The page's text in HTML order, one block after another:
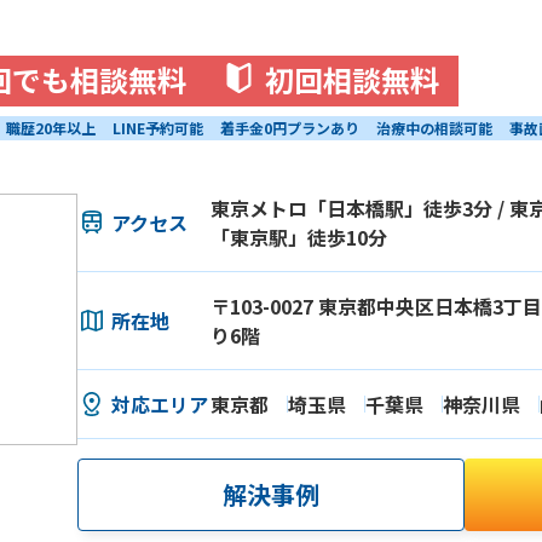
でも相談無料 初回相談無料
職歴20年以上 LINE予約可能 着手金0円プランあり 治療中の相談可能 事故
アクセス
東京メトロ「日本橋駅」徒歩3分 / 東
「東京駅」徒歩10分
所在地
〒103-0027 東京都中央区日本橋3丁
り6階
対応エリア東京都 埼玉県 千葉県 神奈川県
解決事例